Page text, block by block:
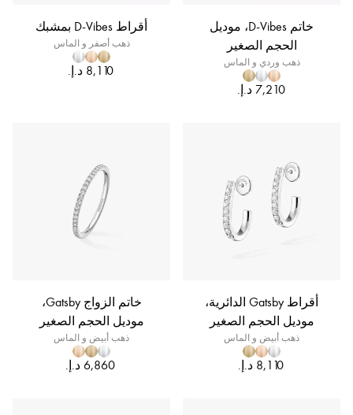
خاتم D-Vibes، موديل
الحجم الصغير
ذهب وردي و الماس
‏7,210 د.إ.‏
أقراط D-Vibes بمشبك
ذهب أصفر و الماس
أقراط Gatsby الدائرية،
موديل الحجم الصغير
ذهب أبيض و الماس
خاتم الزواج Gatsby،
موديل الحجم الصغير
ذهب أبيض و الماس
‏6,860 د.إ.‏